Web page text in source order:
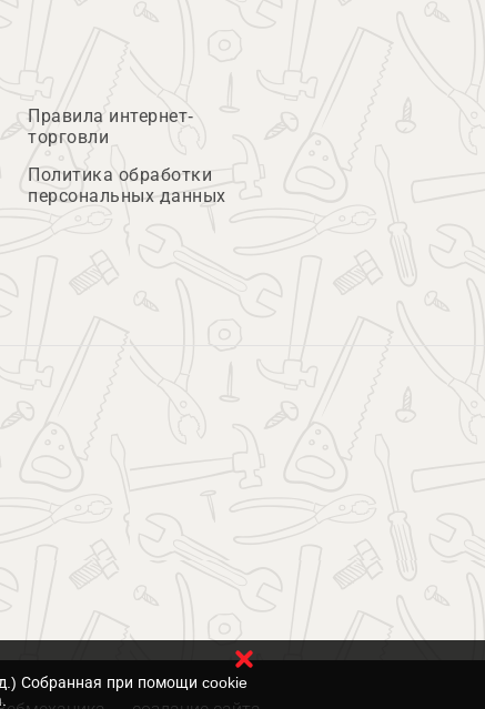
Правила интернет-
торговли
Политика обработки
персональных данных
Собранная при помощи cookie